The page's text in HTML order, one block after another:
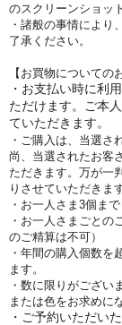
のスクリーンショッ
・諸般の事情により
了承ください。
【お買物についての
・お支払い時に利
ただけます。ご本
ていただきます。
・ご購入は、当選さ
尚、当選されたお客
ただきます。万が一
りさせていただきます
・お一人さま3個ま
・お一人さまごとの
のご精算は不可）
・年間の購入個数を
ます。
・数に限りがござい
または色をお求めに
・ご予約いただい